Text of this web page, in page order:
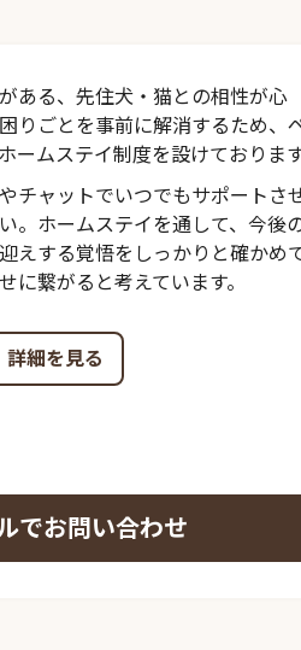
ある、先住犬・猫との相性が心
りごとを事前に解消するため、
ムステイ制度を設けております
チャットでいつでもサポートさ
。ホームステイを通して、今後
えする覚悟をしっかりと確かめ
繋がると考えています。
詳細を見る
でお問い合わせ